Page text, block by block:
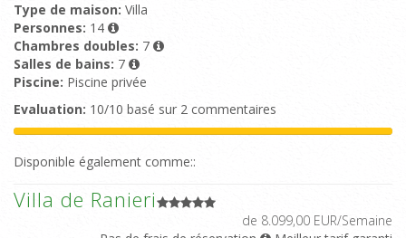
Type de maison: Villa
Personnes: 14
Chambres doubles: 7
Salles de bains: 7
Piscine: Piscine privée
Evaluation: 10/10 basé sur 2 commentaires
Disponible également comme::
Villa de Ranieri
de 8.099,00 EUR/Semaine